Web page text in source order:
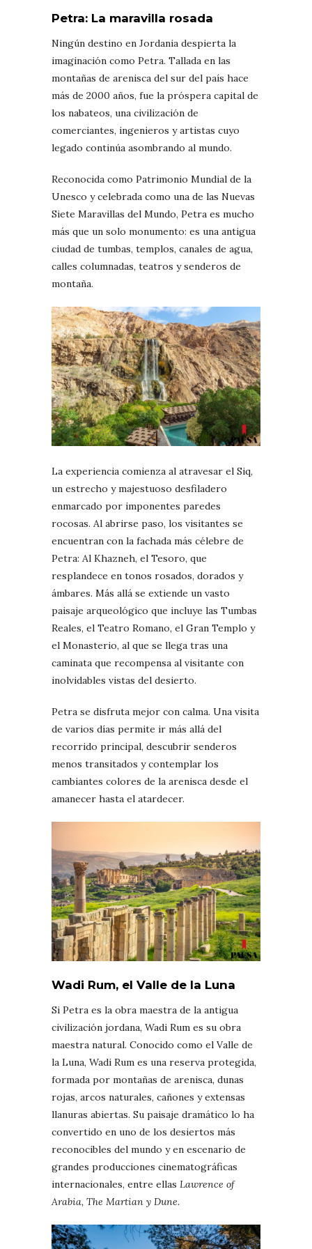
Petra: La maravilla rosada
Ningún destino en Jordania despierta la
imaginación como Petra. Tallada en las
montañas de arenisca del sur del país hace
más de 2000 años, fue la próspera capital de
los nabateos, una civilización de
comerciantes, ingenieros y artistas cuyo
legado continúa asombrando al mundo.
Reconocida como Patrimonio Mundial de la
Unesco y celebrada como una de las Nuevas
Siete Maravillas del Mundo, Petra es mucho
más que un solo monumento: es una antigua
ciudad de tumbas, templos, canales de agua,
calles columnadas, teatros y senderos de
montaña.
La experiencia comienza al atravesar el Siq,
un estrecho y majestuoso desfiladero
enmarcado por imponentes paredes
rocosas. Al abrirse paso, los visitantes se
encuentran con la fachada más célebre de
Petra: Al Khazneh, el Tesoro, que
resplandece en tonos rosados, dorados y
ámbares. Más allá se extiende un vasto
paisaje arqueológico que incluye las Tumbas
Reales, el Teatro Romano, el Gran Templo y
el Monasterio, al que se llega tras una
caminata que recompensa al visitante con
inolvidables vistas del desierto.
Petra se disfruta mejor con calma. Una visita
de varios días permite ir más allá del
recorrido principal, descubrir senderos
menos transitados y contemplar los
cambiantes colores de la arenisca desde el
amanecer hasta el atardecer.
Wadi Rum, el Valle de la Luna
Si Petra es la obra maestra de la antigua
civilización jordana, Wadi Rum es su obra
maestra natural. Conocido como el Valle de
la Luna, Wadi Rum es una reserva protegida,
formada por montañas de arenisca, dunas
rojas, arcos naturales, cañones y extensas
llanuras abiertas. Su paisaje dramático lo ha
convertido en uno de los desiertos más
reconocibles del mundo y en escenario de
grandes producciones cinematográficas
internacionales, entre ellas Lawrence of
Arabia, The Martian y Dune.